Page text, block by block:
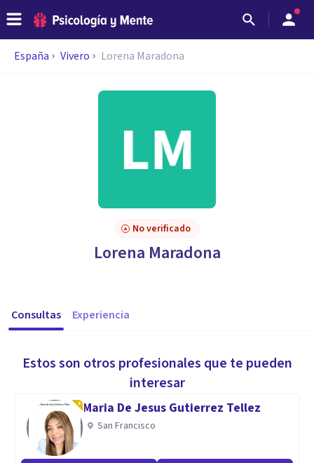
España Vivero Lorena Maradona
No verificado
Lorena Maradona
Consultas Experiencia
Estos son otros profesionales que te pueden
interesar
Maria De Jesus Gutierrez Tellez
San Francisco